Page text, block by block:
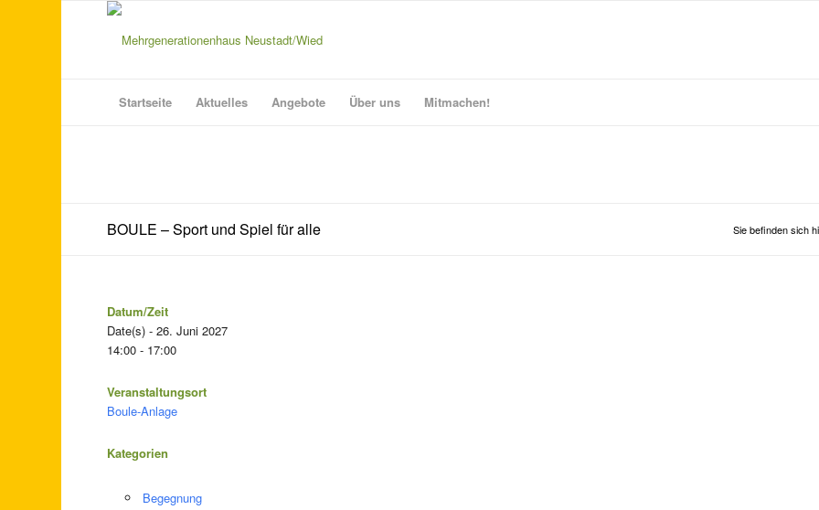
Startseite Aktuelles Angebote Über uns Mitmachen!
BOULE – Sport und Spiel für alle Sie befinden sich
Datum/Zeit
Date(s) - 26. Juni 2027
14:00 - 17:00
Veranstaltungsort
Boule-Anlage
Kategorien
Begegnung